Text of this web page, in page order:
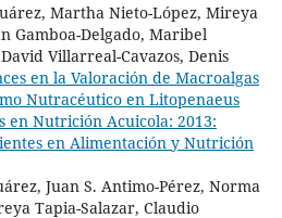
Martha Nieto-López, Mireya
Gamboa-Delgado, Maribel
Villarreal-Cavazos, Denis
en la Valoración de Macroalgas
Nutracéutico en Litopenaeus
en Nutrición Acuicola: 2013:
en Alimentación y Nutrición
Juan S. Antimo-Pérez, Norma
Tapia-Salazar, Claudio